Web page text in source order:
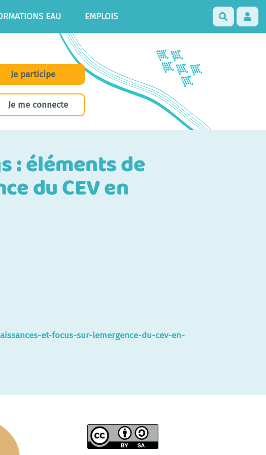
EAU EMPLOIS
Je participe
Je me connecte
: éléments de
du CEV en
et-focus-sur-lemergence-du-cev-en-